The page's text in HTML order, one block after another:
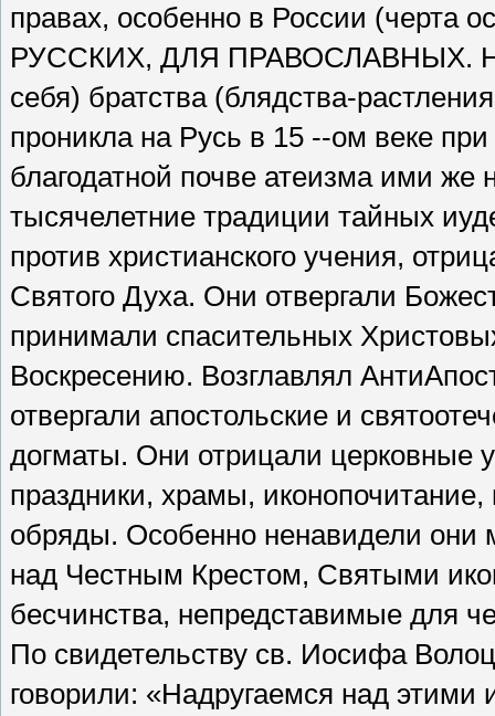
правах, особенно в России (черта
РУССКИХ, ДЛЯ ПРАВОСЛАВНЫХ. Но
себя) братства (блядства-
проникла на Русь в 15 --ом веке
благодатной почве атеизма ими
тысячелетние традиции тайных
против христианского учения,
Святого Духа. Они отвергали
принимали спасительных
Воскресению. Возглавлял
отвергали апостольские и
догматы. Они отрицали церковные
праздники, храмы,
обряды. Особенно ненавидели
над Честным Крестом, Святыми
бесчинства, непредставимые для
По свидетельству св. Иосифа
говорили: «Надругаемся над